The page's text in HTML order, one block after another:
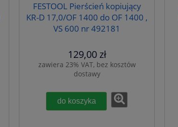
FESTOOL Pierścień kopiujący
KR-D 17,0/OF 1400 do OF 1400 ,
VS 600 nr 492181
129,00 zł
zawiera 23% VAT, bez kosztów
dostawy
do koszyka